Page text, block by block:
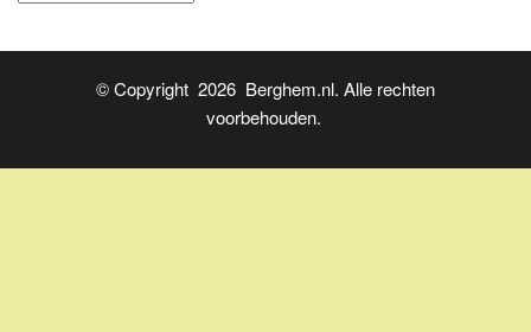
© Copyright 2026 Berghem.nl. Alle rechten
voorbehouden.